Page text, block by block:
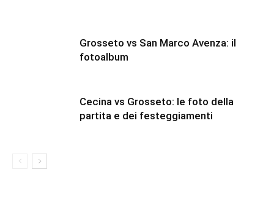
Grosseto vs San Marco Avenza: il
fotoalbum
Cecina vs Grosseto: le foto della
partita e dei festeggiamenti